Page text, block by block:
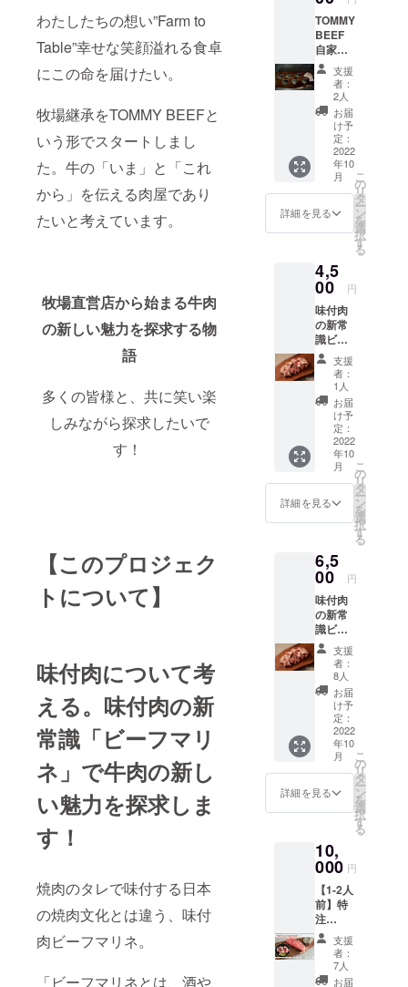
わたしたちの想い”Farm to
Table”幸せな笑顔溢れる食卓
にこの命を届けたい。
牧場継承をTOMMY BEEFと
いう形でスタートしまし
た。牛の「いま」と「これ
から」を伝える肉屋であり
たいと考えています。
牧場直営店から始まる牛肉
の新しい魅力を探求する物
語
多くの皆様と、共に笑い楽
しみながら探求したいで
す！
【このプロジェク
トについて】
味付肉について考
える。味付肉の新
常識「ビーフマリ
ネ」で牛肉の新し
い魅力を探求しま
す！
焼肉のタレで味付する日本
の焼肉文化とは違う、味付
肉ビーフマリネ。
「ビーフマリネとは、酒や
敬意を深
“FARM TO
TABLE”の思
考につなが
りました。
牛をとりま
く「今」と
「これか
ら」に向き
合い、
トする牧場
継承の道の
まちの片隅
から伝える
肉屋であり
たいです。
TOMMY
BEEF
自家
製 6種
のスパ
イスソ
ルト
100ｇ
ただい
まパッ
ケージ
ニュー
アル
中！ ・
希少部
位記載
のリー
フレッ
ト付 牛
肉の魅
力は、
お肉だ
けでは
語れな
い。 6
種類の
スパイ
スと上
質な岩
塩をオ
リジナ
ルで配
肉はも
ちろ
ん、
豚、
鳥、魚
にも相
性が良
い万能
ソルト
です。
支援
者：
2人
お届
け予
定：
2022
年10
月
詳細を見る
こ
の
リ
タ
ー
ン
を
選
択
す
る
4,5
00 円
味付肉
の新常
識ビー
フマリ
ネ
【ビー
ル】 １
個
１５０g
・希少
部位45
部位記
載の
リーフ
レット
付 ・新
ケージ
TOMMY
BEEFの
ビーフ
マリネ
より1番
人気の
【ビー
ル】を1
つ。 ぷ
りっぷ
りの牛
肉に溢
れ出す
ビール
とスパ
イスが
堪能下
さい。
お届け
予定
10月予
定
支援
者：
1人
お届
け予
定：
2022
年10
月
詳細を見る
こ
の
リ
タ
ー
ン
を
選
択
す
る
6,5
00 円
味付肉
の新常
識ビー
フマリ
ネ
【ビー
ル】 2
個
300g ・
希少部
位45部
位記載
のリー
フレッ
ト付 ・
新パッ
TOMMY
BEEFの
ビーフ
マリネ
より1番
人気の
【ビー
ル】を1
つ。 ぷ
りっぷ
支援
者：
8人
お届
け予
定：
2022
年10
月
詳細を見る
こ
の
リ
タ
ー
ン
を
選
択
す
る
10,
000 円
【1-2人
前】特
注
TOMMY
BEEF
BBQ
セット
支援
者：
7人
お届